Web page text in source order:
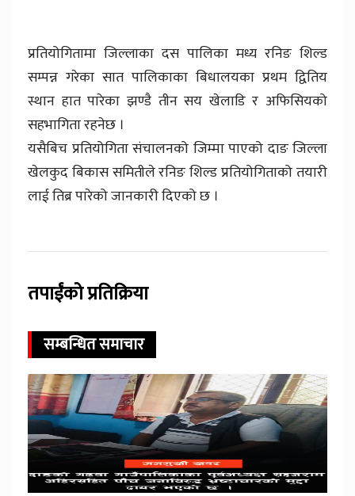
प्रतियोगितामा जिल्लाका दस पालिका मध्य रनिङ शिल्ड
सम्पन्न गरेका सात पालिकाका बिधालयका प्रथम द्वितिय
स्थान हात पारेका झण्डै तीन सय खेलाडि र अफिसियको
सहभागिता रहनेछ ।
यसैबिच प्रतियोगिता संचालनको जिम्मा पाएको दाङ जिल्ला
खेलकुद बिकास समितीले रनिङ शिल्ड प्रतियोगिताको तयारी
लाई तिब्र पारेको जानकारी दिएको छ ।
तपाईंको प्रतिक्रिया
सम्बन्धित समाचार